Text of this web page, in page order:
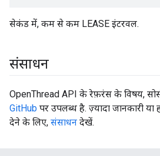
सेकंड में, कम से कम LEASE इंटरवल.
संसाधन
OpenThread API के रेफ़रंस के विषय,
GitHub पर उपलब्ध है. ज़्यादा जानकारी या
देने के लिए, संसाधन देखें.